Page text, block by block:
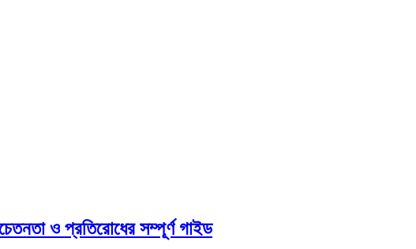
ও প্রতিরোধের সম্পূর্ণ গাইড